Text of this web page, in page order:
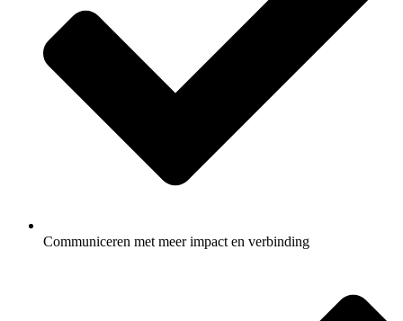
Communiceren met meer impact en verbinding